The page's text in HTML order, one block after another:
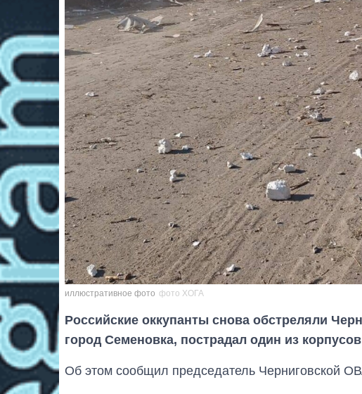
иллюстративное фото фото ХОГА
Российские оккупанты снова обстреляли
город Семеновка, пострадал один из
Об этом сообщил председатель Черниговской